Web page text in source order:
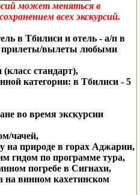
может меняться в
всех экскурсий.
в Тбилиси и отель - а/п в
прилеты/вылеты любыми
стандарт),
категории: в Тбилиси - 5
во время экскурсии
чачей,
на природе в горах Аджарии,
гидом по программе тура,
погребе в Сигнахи,
на винном кахетинском